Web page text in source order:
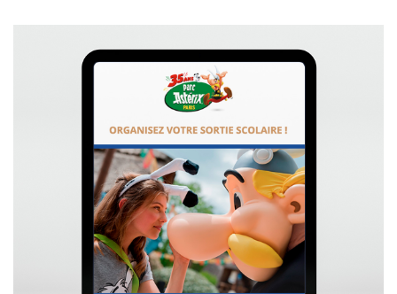
VOIR L'EMAILING